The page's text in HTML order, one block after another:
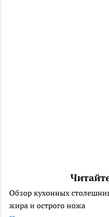
Обзор кухонных
жира и острого ножа